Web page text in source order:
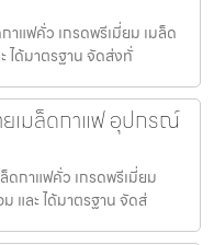
แฟคั่ว เกรดพรีเมี่ยม เมล็ด
ได้มาตรฐาน จัดส่งทั่
เมล็ดกาแฟ อุปกรณ์
ดกาแฟคั่ว เกรดพรีเมี่ยม
และ ได้มาตรฐาน จัดส่